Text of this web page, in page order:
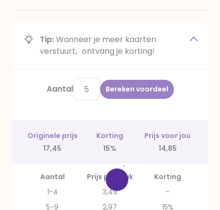
Tip:Wanneer je meer kaarten
verstuurt, ontvang je korting!
Aantal Bereken voordeel
Originele prijs Korting
Prijs voor jou
17,45
15% 14,85
Aantal Prijs per stuk
Korting
1-4
3,49
-
5-9
2,97
15%